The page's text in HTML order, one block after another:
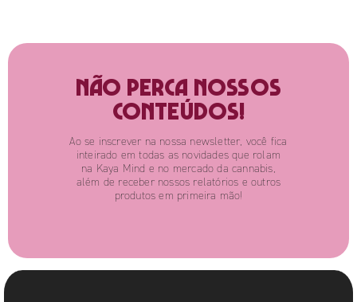
Não perca nossos
conteúdos!
Ao se inscrever na nossa newsletter, você fica
inteirado em todas as novidades que rolam
na Kaya Mind e no mercado da cannabis,
além de receber nossos relatórios e outros
produtos em primeira mão!